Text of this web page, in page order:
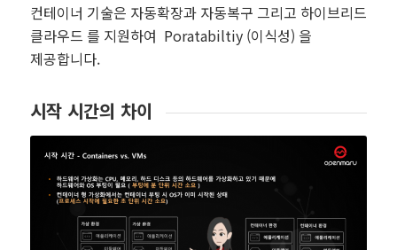
컨테이너 기술은 자동확장과 자동복구 그리고 하이브리드
클라우드 를 지원하여 Poratabiltiy (이식성) 을
제공합니다.
시작 시간의 차이